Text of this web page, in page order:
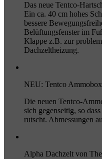
Das neue Tentco-
Ein ca. 40 cm hohes
bessere
Belüftungsfenster im
Klappe z.B. zur
Dachzeltheizung.
NEU: Tentco
Die neuen Tentco-
sich gegenseitig, so
rutscht. Abmessungen
Alpha Dachzelt von